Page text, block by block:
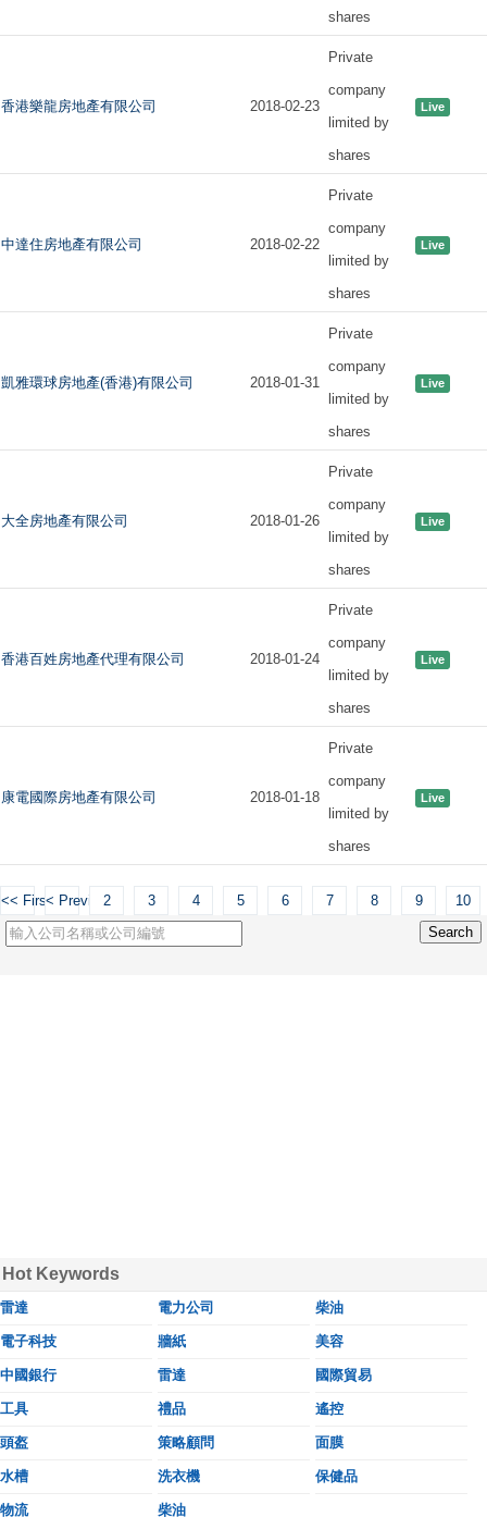
shares
香港樂龍房地產有限公司 2018-02-23
Private
company
limited by
shares
Live
中達住房地產有限公司 2018-02-22
Private
company
limited by
shares
Live
凱雅環球房地產(香港)有限公司 2018-01-31
Private
company
limited by
shares
Live
大全房地產有限公司 2018-01-26
Private
company
limited by
shares
Live
香港百姓房地產代理有限公司 2018-01-24
Private
company
limited by
shares
Live
康電國際房地產有限公司 2018-01-18
Private
company
limited by
shares
Live
<< First< Previous
2 3 4 5 6 7 8 9 10
Hot Keywords
雷達 電力公司 柴油
電子科技 牆紙 美容
中國銀行 雷達 國際貿易
工具 禮品 遙控
頭盔 策略顧問 面膜
水槽 洗衣機 保健品
物流 柴油